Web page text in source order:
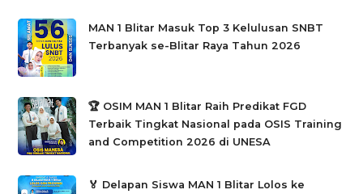
MAN 1 Blitar Masuk Top 3 Kelulusan SNBT
Terbanyak se-Blitar Raya Tahun 2026
🏆 OSIM MAN 1 Blitar Raih Predikat FGD
Terbaik Tingkat Nasional pada OSIS Training
and Competition 2026 di UNESA
🏅 Delapan Siswa MAN 1 Blitar Lolos ke